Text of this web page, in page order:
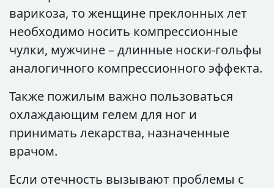
варикоза, то женщине преклонных лет
необходимо носить компрессионные
чулки, мужчине – длинные носки-гольфы
аналогичного компрессионного эффекта.
Также пожилым важно пользоваться
охлаждающим гелем для ног и
принимать лекарства, назначенные
врачом.
Если отечность вызывают проблемы с